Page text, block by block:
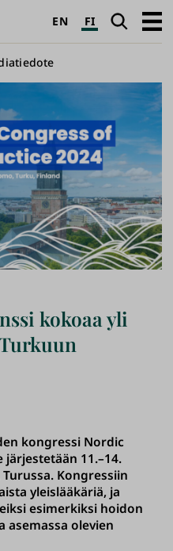
EN FI Haku
Avaa
kokoaa yli
kongressi Nordic
järjestetään 11.–14.
Kongressiin
yleislääkäriä, ja
esimerkiksi hoidon
asemassa olevien